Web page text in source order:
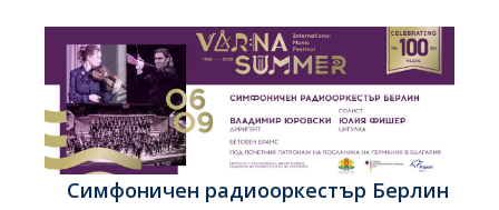
Симфоничен радиооркестър Берлин